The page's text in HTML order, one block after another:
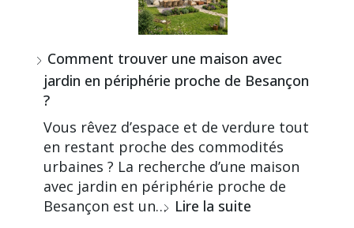
Comment trouver une maison avec
jardin en périphérie proche de Besançon
?
Vous rêvez d’espace et de verdure tout
en restant proche des commodités
urbaines ? La recherche d’une maison
avec jardin en périphérie proche de
Besançon est un… Lire la suite